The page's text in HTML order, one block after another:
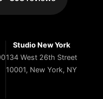
Studio New York
134 West 26th Street
10001, New York, NY